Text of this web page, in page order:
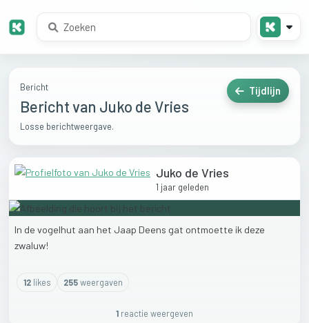
Bericht
Bericht van Juko de Vries
Losse berichtweergave.
Tijdlijn
Juko de Vries
1 jaar geleden
In de vogelhut aan het Jaap Deens gat ontmoette ik deze
zwaluw!
12likes 255weergaven
1 reactie weergeven